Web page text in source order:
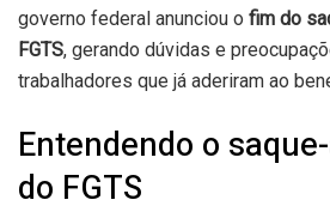
governo federal anunciou o fim do
FGTS, gerando dúvidas e
trabalhadores que já aderiram ao
Entendendo o
do FGTS